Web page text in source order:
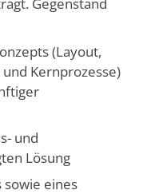
(Layout,
Kernprozesse)
und
Lösung
sowie eines